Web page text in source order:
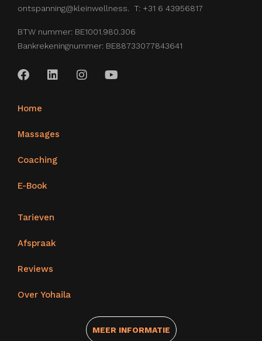
ontspanning@kleinwellness. T: +31 6 43956817
BTW nummer: BE1001.980.306
Bankrekeningnummer: BE88733077843641
Home
Massages
Coaching
E-Book
Tarieven
Afspraak
Reviews
Over Yohaila
MEER INFORMATIE